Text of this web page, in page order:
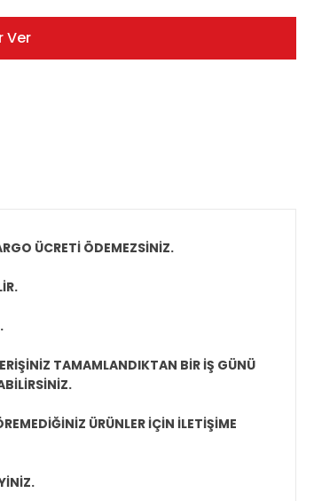
Ver
ÜCRETİ ÖDEMEZSİNİZ.
TAMAMLANDIKTAN BİR İŞ GÜNÜ
ÜRÜNLER İÇİN İLETİŞİME